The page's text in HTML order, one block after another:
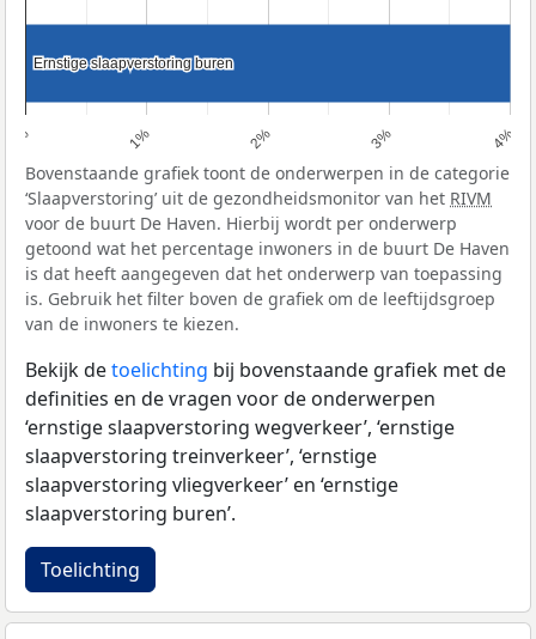
0% 1% 2% 3% 4%
Ernstige slaapverstoring buren
Ernstige slaapverstoring buren
Bovenstaande grafiek toont de onderwerpen in de categorie
‘Slaapverstoring’ uit de gezondheidsmonitor van het RIVM
voor de buurt De Haven. Hierbij wordt per onderwerp
getoond wat het percentage inwoners in de buurt De Haven
is dat heeft aangegeven dat het onderwerp van toepassing
is. Gebruik het filter boven de grafiek om de leeftijdsgroep
van de inwoners te kiezen.
Bekijk detoelichting bij bovenstaande grafiek met de
definities en de vragen voor de onderwerpen
‘ernstige slaapverstoring wegverkeer’, ‘ernstige
slaapverstoring treinverkeer’, ‘ernstige
slaapverstoring vliegverkeer’ en ‘ernstige
slaapverstoring buren’.
Toelichting